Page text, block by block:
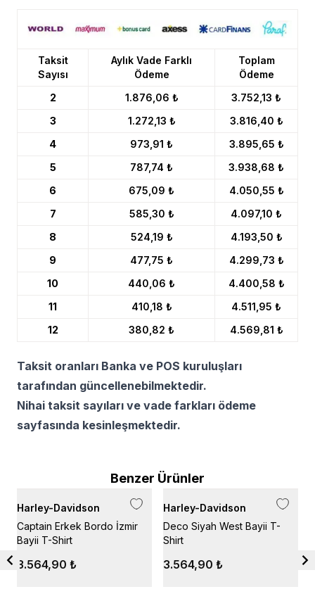
Taksit
Sayısı
Aylık Vade Farklı
Ödeme
Toplam
Ödeme
2
1.876,06 ₺
3.752,13 ₺
3
1.272,13 ₺
3.816,40 ₺
4
973,91 ₺
3.895,65 ₺
5
787,74 ₺
3.938,68 ₺
6
675,09 ₺
4.050,55 ₺
7
585,30 ₺
4.097,10 ₺
8
524,19 ₺
4.193,50 ₺
9
477,75 ₺
4.299,73 ₺
10
440,06 ₺
4.400,58 ₺
11
410,18 ₺
4.511,95 ₺
12
380,82 ₺ 4.569,81 ₺
Taksit oranları Banka ve POS kuruluşları
tarafından güncellenebilmektedir.
Nihai taksit sayıları ve vade farkları ödeme
sayfasında kesinleşmektedir.
Benzer Ürünler
Harley-Davidson
Captain Erkek Bordo İzmir
Bayii T-Shirt
3.564,90 ₺
Harley-Davidson
Deco Siyah West Bayii T-
Shirt
3.564,90 ₺